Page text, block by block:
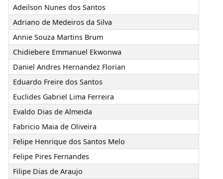
Adeilson Nunes dos Santos
Adriano de Medeiros da Silva
Annie Souza Martins Brum
Chidiebere Emmanuel Ekwonwa
Daniel Andres Hernandez Florian
Eduardo Freire dos Santos
Euclides Gabriel Lima Ferreira
Evaldo Dias de Almeida
Fabricio Maia de Oliveira
Felipe Henrique dos Santos Melo
Felipe Pires Fernandes
Filipe Dias de Araujo